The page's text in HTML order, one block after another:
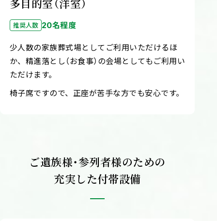
多目的室（洋室）
推奨人数 20名程度
少人数の家族葬式場としてご利用いただけるほ
か、精進落とし（お食事）の会場としてもご利用い
ただけます。
椅子席ですので、正座が苦手な方でも安心です。
ご遺族様・参列者様のための
充実した付帯設備